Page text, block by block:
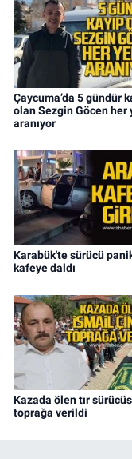
Çaycuma’da 5 gündür
olan Sezgin Göcen her
aranıyor
Karabük'te sürücü
kafeye daldı
Kazada ölen tır
toprağa verildi